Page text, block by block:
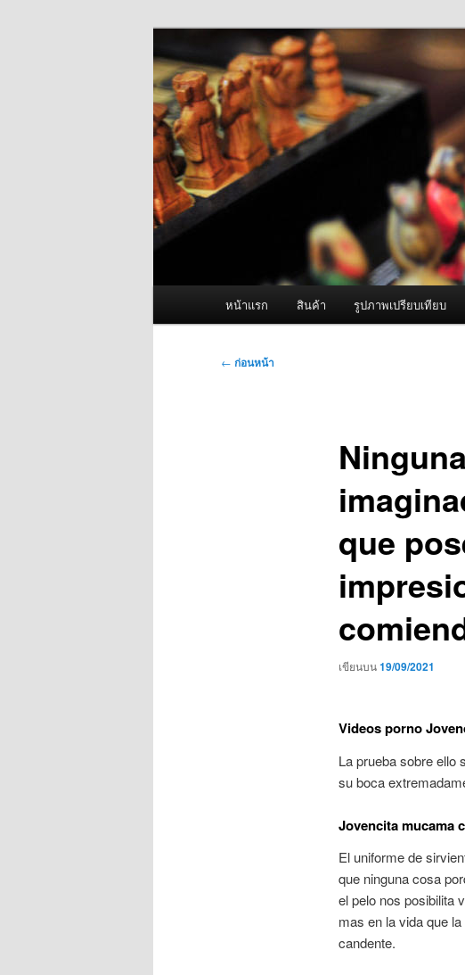
ผู้นำเข้าเครื่องพ่นห
Fogger One และ อ
จำหน่ายเครื่องพ่นหมอกควัน คุณภาพดี บริการ
หน้าแรก สินค้า รูปภาพเปรียบเทียบ
เมนู
← ก่อนหน้า
que
เขียนบน19/09/2021
Videos porno
La prueba sobre ello
su boca
Jovencita mucama
El uniforme de
que ninguna cosa
el pelo nos posibilita
mas en la vida que
candente.